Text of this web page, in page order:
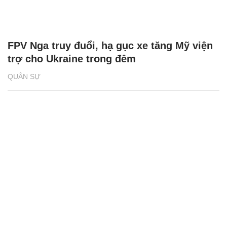
QUÂN SỰ
FPV Nga truy đuổi, hạ gục xe tăng Mỹ viện
trợ cho Ukraine trong đêm